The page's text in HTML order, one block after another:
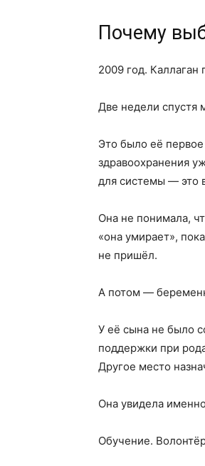
Почему
2009 год.
Две недели спустя
Это было её
здравоохранения
для системы — это
Она не понимала,
«она умирает»,
не пришёл.
А потом —
У её сына не было
поддержки при
Другое место
Она увидела
Обучение.